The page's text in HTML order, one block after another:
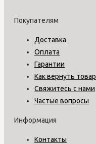
Покупателям
Доставка
Оплата
Гарантии
Как вернуть товар
Свяжитесь с нами
Частые вопросы
Информация
Контакты